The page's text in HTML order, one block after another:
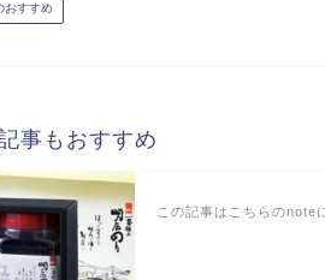
おすすめ
事もおすすめ
この記事はこちらのnote